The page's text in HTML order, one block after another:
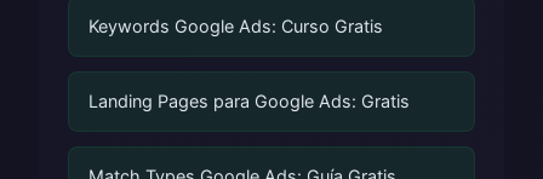
Keywords Google Ads: Curso Gratis
Landing Pages para Google Ads: Gratis